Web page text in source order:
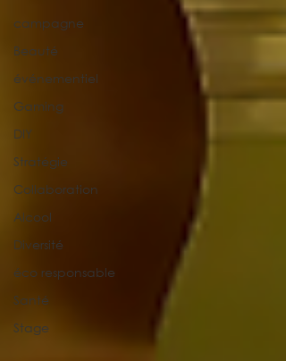
campagne
Beauté
événementiel
Gaming
DIY
Stratégie
Collaboration
Alcool
Diversité
éco responsable
Santé
Stage